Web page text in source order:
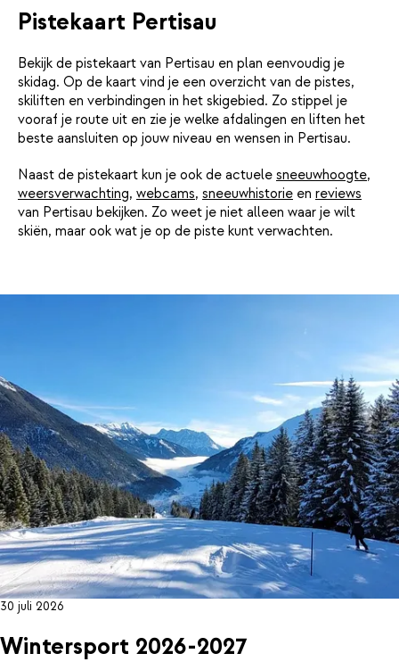
Pistekaart Pertisau
Bekijk de pistekaart van Pertisau en plan eenvoudig je
skidag. Op de kaart vind je een overzicht van de pistes,
skiliften en verbindingen in het skigebied. Zo stippel je
vooraf je route uit en zie je welke afdalingen en liften het
beste aansluiten op jouw niveau en wensen in Pertisau.
Naast de pistekaart kun je ook de actuele sneeuwhoogte,
weersverwachting, webcams, sneeuwhistorie en reviews
van Pertisau bekijken. Zo weet je niet alleen waar je wilt
skiën, maar ook wat je op de piste kunt verwachten.
30 juli 2026
Wintersport 2026-2027